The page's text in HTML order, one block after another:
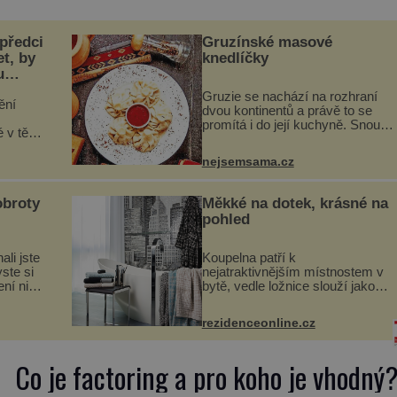
by
v těle.
v
Gruzínské masové
knedlíčky
Gruzie se nachází na rozhraní
dvou kontinentů a právě to se
promítá i do její kuchyně. Snoubí
se v ní evropské a asijské chutě
a díky tomu vznikají rozmanité a
chuťově bohaté pokrmy, které
rozhodně st...
nejsemsama.cz
jste
si
nic
lze
Měkké na dotek, krásné na
pohled
Koupelna patří k
nejatraktivnějším místnostem v
bytě, vedle ložnice slouží jako
místo pro relaxaci a odpočinek.
osušky a koberečky – mohou
jako mávnutím kouzelného
rezidenceonline.cz
Co je factoring a pro koho je vhodný?